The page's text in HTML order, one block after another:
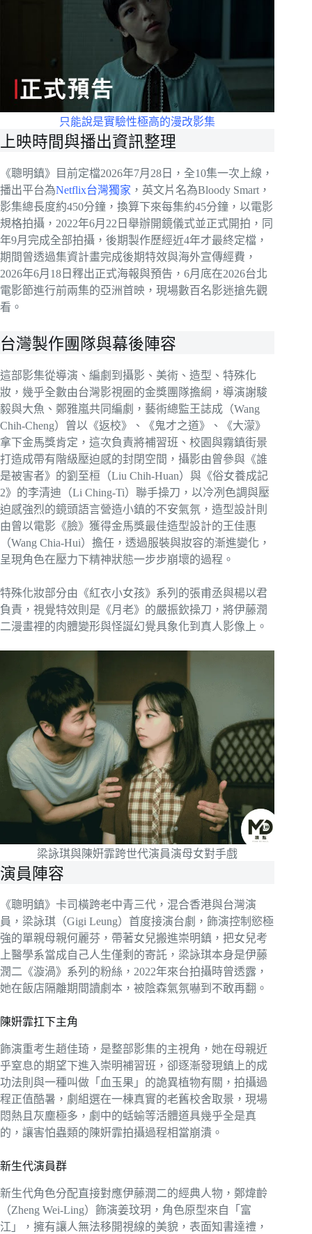
只能說是實驗性極高的漫改影集
上映時間與播出資訊整理
《聰明鎮》目前定檔2026年7月28日，全10集一次上線，
播出平台為Netflix台灣獨家 ，英文片名為Bloody Smart，
影集總長度約450分鐘，換算下來每集約45分鐘，以電影
規格拍攝，2022年6月22日舉辦開鏡儀式並正式開拍，同
年9月完成全部拍攝，後期製作歷經近4年才最終定檔，
期間曾透過集資計畫完成後期特效與海外宣傳經費，
2026年6月18日釋出正式海報與預告，6月底在2026台北
電影節進行前兩集的亞洲首映，現場數百名影迷搶先觀
看。
台灣製作團隊與幕後陣容
這部影集從導演、編劇到攝影、美術、造型、特殊化
妝，幾乎全數由台灣影視圈的金獎團隊擔綱，導演謝駿
毅與大魚、鄭雅嵐共同編劇，藝術總監王誌成（Wang
Chih-Cheng）曾以《返校》、《鬼才之道》、《大濛》
拿下金馬獎肯定，這次負責將補習班、校園與霧鎮街景
打造成帶有階級壓迫感的封閉空間，攝影由曾參與《誰
是被害者》的劉至桓（Liu Chih-Huan）與《俗女養成記
2》的李清迪（Li Ching-Ti）聯手操刀，以冷冽色調與壓
迫感強烈的鏡頭語言營造小鎮的不安氣氛，造型設計則
由曾以電影《臉》獲得金馬獎最佳造型設計的王佳惠
（Wang Chia-Hui）擔任，透過服裝與妝容的漸進變化，
呈現角色在壓力下精神狀態一步步崩壞的過程。
特殊化妝部分由《紅衣小女孩》系列的張甫丞與楊以君
負責，視覺特效則是《月老》的嚴振欽操刀，將伊藤潤
二漫畫裡的肉體變形與怪誕幻覺具象化到真人影像上。
梁詠琪與陳姸霏跨世代演員演母女對手戲
演員陣容
《聰明鎮》卡司橫跨老中青三代，混合香港與台灣演
員，梁詠琪（Gigi Leung）首度接演台劇，飾演控制慾極
強的單親母親何麗芬，帶著女兒搬進崇明鎮，把女兒考
上醫學系當成自己人生僅剩的寄託，梁詠琪本身是伊藤
潤二《漩渦》系列的粉絲，2022年來台拍攝時曾透露，
她在飯店隔離期間讀劇本，被陰森氣氛嚇到不敢再翻。
陳姸霏扛下主角
飾演重考生趙佳琦，是整部影集的主視角，她在母親近
乎窒息的期望下進入崇明補習班，卻逐漸發現鎮上的成
功法則與一種叫做「血玉果」的詭異植物有關，拍攝過
程正值酷暑，劇組選在一棟真實的老舊校舍取景，現場
悶熱且灰塵極多，劇中的蛞蝓等活體道具幾乎全是真
的，讓害怕蟲類的陳姸霏拍攝過程相當崩潰。
新生代演員群
新生代角色分配直接對應伊藤潤二的經典人物，鄭煒齡
（Zheng Wei-Ling）飾演姜玟玥，角色原型來自「富
江」，擁有讓人無法移開視線的美貌，表面知書達禮，